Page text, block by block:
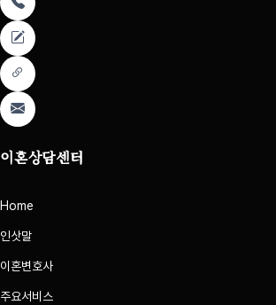
이혼상담센터
Home
인삿말
이혼변호사
주요서비스